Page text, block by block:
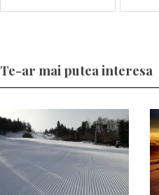
Te-ar mai putea interesa